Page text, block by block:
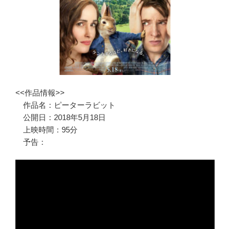
<<作品情報>>
作品名：ピーターラビット
公開日：2018年5月18日
上映時間：95分
予告：